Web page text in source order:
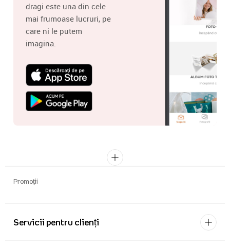
dragi este una din cele
mai frumoase lucruri, pe
care ni le putem
imagina.
Promoții
Servicii pentru clienți